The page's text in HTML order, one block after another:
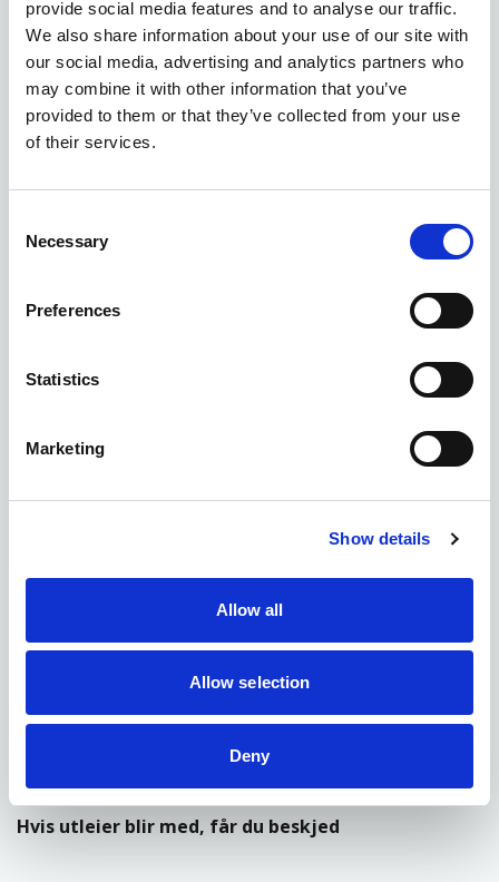
provide social media features and to analyse our traffic.
We also share information about your use of our site with
our social media, advertising and analytics partners who
may combine it with other information that you’ve
provided to them or that they’ve collected from your use
of their services.
Selection
Necessary
Preferences
Statistics
Marketing
Show details
Allow all
Allow selection
Deny
Send oss ​​en e-post her:KONTAKT
#2
Vi kontakter utleier og forklarer fordelene
#3
Hvis utleier blir med, får du beskjed